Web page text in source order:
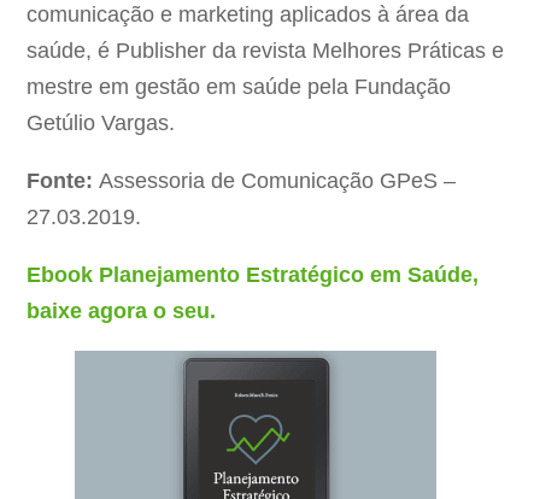
comunicação e marketing aplicados à área da
saúde, é Publisher da revista Melhores Práticas e
mestre em gestão em saúde pela Fundação
Getúlio Vargas.
Fonte:Assessoria de Comunicação GPeS –
27.03.2019.
Ebook Planejamento Estratégico em Saúde,
baixe agora o seu.